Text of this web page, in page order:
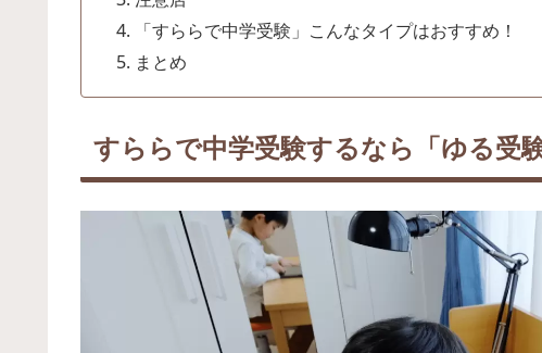
「すららで中学受験」こんなタイプはおすすめ！
まとめ
すららで中学受験するなら「ゆる受